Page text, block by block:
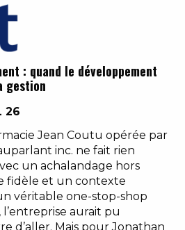
: quand le développement
gestion
26
Jean Coutu opérée par
inc. ne fait rien
un achalandage hors
fidèle et un contexte
véritable one-stop-shop
l’entreprise aurait pu
d’aller. Mais pour Jonathan